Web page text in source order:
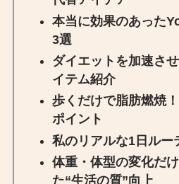
本当に効果のあった
3選
ダイエットを加速さ
イテム紹介
歩くだけで脂肪燃焼
ポイント
私のリアルな1日ルー
体重・体型の変化だ
た“生活の質”向上